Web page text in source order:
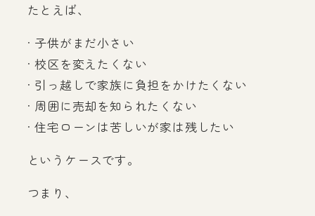
たとえば、
· 子供がまだ小さい
· 校区を変えたくない
· 引っ越しで家族に負担をかけたくない
· 周囲に売却を知られたくない
· 住宅ローンは苦しいが家は残したい
というケースです。
つまり、